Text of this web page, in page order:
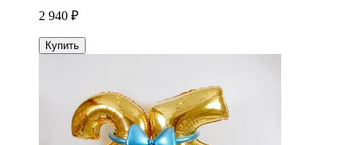
2 940 ₽
Купить